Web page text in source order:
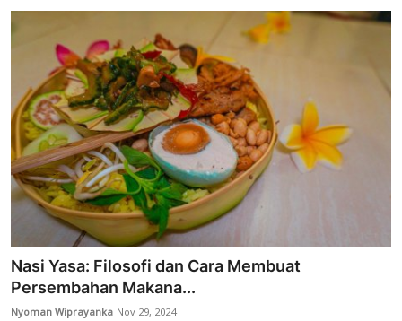
Nasi Yasa: Filosofi dan Cara Membuat
Persembahan Makana...
Nyoman Wiprayanka Nov 29, 2024